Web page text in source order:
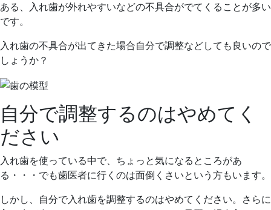
ある、入れ歯が外れやすいなどの不具合がでてくることが多い
です。
入れ歯の不具合が出てきた場合自分で調整などしても良いので
しょうか？
自分で調整するのはやめてく
ださい
入れ歯を使っている中で、ちょっと気になるところがあ
る・・・でも歯医者に行くのは面倒くさいという方もいます。
しかし、自分で入れ歯を調整するのはやめてください。さらに